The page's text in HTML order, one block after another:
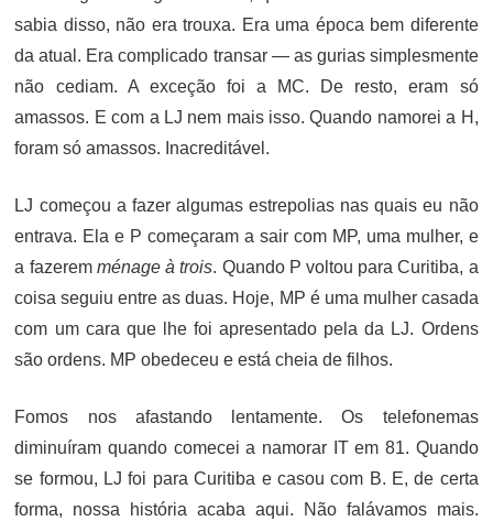
sabia disso, não era trouxa. Era uma época bem diferente
da atual. Era complicado transar — as gurias simplesmente
não cediam. A exceção foi a MC. De resto, eram só
amassos. E com a LJ nem mais isso. Quando namorei a H,
foram só amassos. Inacreditável.
LJ começou a fazer algumas estrepolias nas quais eu não
entrava. Ela e P começaram a sair com MP, uma mulher, e
a fazerem ménage à trois. Quando P voltou para Curitiba, a
coisa seguiu entre as duas. Hoje, MP é uma mulher casada
com um cara que lhe foi apresentado pela da LJ. Ordens
são ordens. MP obedeceu e está cheia de filhos.
Fomos nos afastando lentamente. Os telefonemas
diminuíram quando comecei a namorar IT em 81. Quando
se formou, LJ foi para Curitiba e casou com B. E, de certa
forma, nossa história acaba aqui. Não falávamos mais.